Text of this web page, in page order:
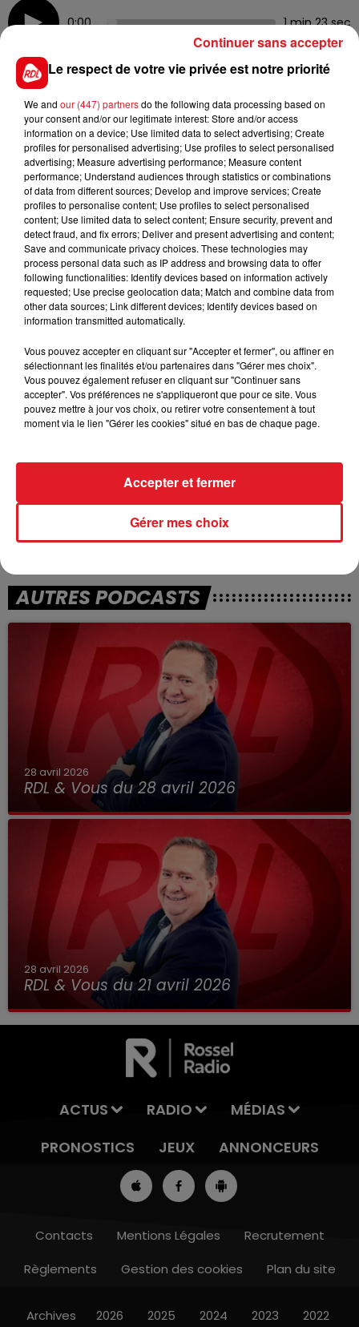
7h00 - 10h00
0:00 1 min 23 sec
25 octobre 2022 - 1 min 23 sec
CLAIRE LES BONS TUYAUX
Tous les matins sur RDL, Claire vous donne son astuce
TITRES DIFFUSÉS
4h21
4h21
WILLIAM SHELLER
Un Homme Heureux
4h17
4h17
JEAN-JACQUES GOLDMAN
Elle A Fait Un Bébé Toute
Seule
AUTRES PODCASTS
28 avril 2026
RDL & Vous du 28 avril 2026
28 avril 2026
RDL & Vous du 21 avril 2026
ACTUS RADIO
MÉDIAS
PRONOSTICS
JEUX ANNONCEURS
Contacts Mentions Légales
Recrutement
Règlements
Gestion des cookies Plan du site
Archives 2026 2025 2024 2023 2022
Le respect de votre vie privée est notre priorité
We and our (447) partnersdo the following data processing based on
your consent and/or our legitimate interest: Store and/or access
information on a device; Use limited data to select advertising; Create
profiles for personalised advertising; Use profiles to select personalised
advertising; Measure advertising performance; Measure content
performance; Understand audiences through statistics or combinations
of data from different sources; Develop and improve services; Create
profiles to personalise content; Use profiles to select personalised
content; Use limited data to select content; Ensure security, prevent and
detect fraud, and fix errors; Deliver and present advertising and content;
Save and communicate privacy choices. These technologies may
process personal data such as IP address and browsing data to offer
following functionalities: Identify devices based on information actively
requested; Use precise geolocation data; Match and combine data from
other data sources; Link different devices; Identify devices based on
information transmitted automatically.
Vous pouvez accepter en cliquant sur "Accepter et fermer", ou affiner en
sélectionnant les finalités et/ou partenaires dans "Gérer mes choix".
Vous pouvez également refuser en cliquant sur "Continuer sans
accepter". Vos préférences ne s'appliqueront que pour ce site. Vous
pouvez mettre à jour vos choix, ou retirer votre consentement à tout
moment via le lien "Gérer les cookies" situé en bas de chaque page.
Gérer mes choix
Accepter et fermer
Continuer sans accepter